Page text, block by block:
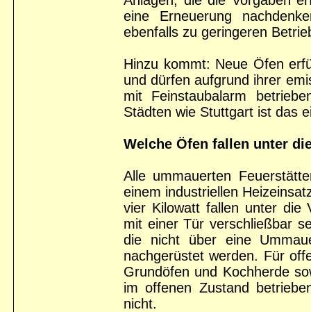
eine Erneuerung
ebenfalls zu geringeren
Hinzu kommt: Neue Öfen
und dürfen aufgrund ihrer
mit Feinstaubalarm
Städten wie Stuttgart ist das
Welche Öfen fallen unter
Alle ummauerten
einem industriellen
vier Kilowatt fallen unter die
mit einer Tür verschließbar
die nicht über eine
nachgerüstet werden. Für
Grundöfen und Kochherde
im offenen Zustand
nicht.